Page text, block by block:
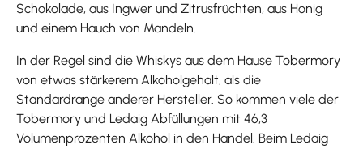
Schokolade, aus Ingwer und Zitrusfrüchten, aus Honig
und einem Hauch von Mandeln.
In der Regel sind die Whiskys aus dem Hause Tobermory
von etwas stärkerem Alkoholgehalt, als die
Standardrange anderer Hersteller. So kommen viele der
Tobermory und Ledaig Abfüllungen mit 46,3
Volumenprozenten Alkohol in den Handel. Beim Ledaig